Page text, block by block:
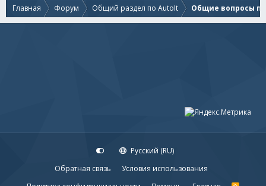
Главная Форум Общий раздел по AutoIt Общие вопросы
Русский (RU)
Обратная связь
Условия использования